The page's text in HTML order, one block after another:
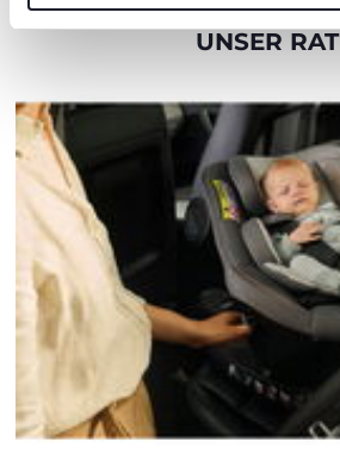
UNSER RAT